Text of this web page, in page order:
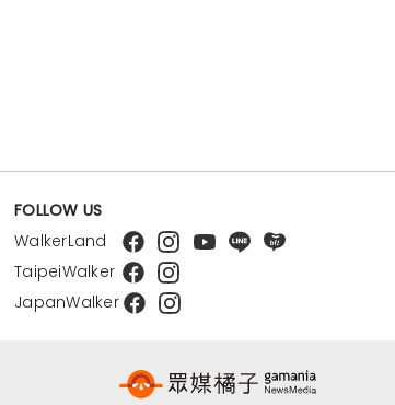
FOLLOW US
WalkerLand
TaipeiWalker
JapanWalker